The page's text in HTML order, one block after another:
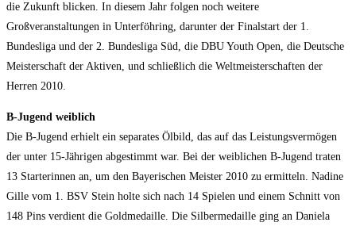
die Zukunft blicken. In diesem Jahr folgen noch weitere
Großveranstaltungen in Unterföhring, darunter der Finalstart der 1.
Bundesliga und der 2. Bundesliga Süd, die DBU Youth Open, die Deutsche
Meisterschaft der Aktiven, und schließlich die Weltmeisterschaften der
Herren 2010.
B-Jugend weiblich
Die B-Jugend erhielt ein separates Ölbild, das auf das Leistungsvermögen
der unter 15-Jährigen abgestimmt war. Bei der weiblichen B-Jugend traten
13 Starterinnen an, um den Bayerischen Meister 2010 zu ermitteln. Nadine
Gille vom 1. BSV Stein holte sich nach 14 Spielen und einem Schnitt von
148 Pins verdient die Goldmedaille. Die Silbermedaille ging an Daniela